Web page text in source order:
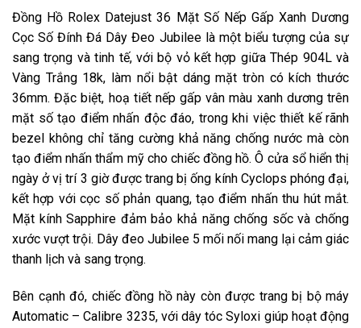
Đồng Hồ Rolex Datejust 36 Mặt Số Nếp Gấp Xanh Dương
Cọc Số Đính Đá Dây Đeo Jubilee là một biểu tượng của sự
sang trọng và tinh tế, với bộ vỏ kết hợp giữa Thép 904L và
Vàng Trắng 18k, làm nổi bật dáng mặt tròn có kích thước
36mm. Đặc biệt, hoạ tiết nếp gấp vân màu xanh dương trên
mặt số tạo điểm nhấn độc đáo, trong khi việc thiết kế rãnh
bezel không chỉ tăng cường khả năng chống nước mà còn
tạo điểm nhấn thẩm mỹ cho chiếc đồng hồ. Ô cửa sổ hiển thị
ngày ở vị trí 3 giờ được trang bị ống kính Cyclops phóng đại,
kết hợp với cọc số phản quang, tạo điểm nhấn thu hút mắt.
Mặt kính Sapphire đảm bảo khả năng chống sốc và chống
xước vượt trội. Dây đeo Jubilee 5 mối nối mang lại cảm giác
thanh lịch và sang trọng.
Bên cạnh đó, chiếc đồng hồ này còn được trang bị bộ máy
Automatic – Calibre 3235, với dây tóc Syloxi giúp hoạt động